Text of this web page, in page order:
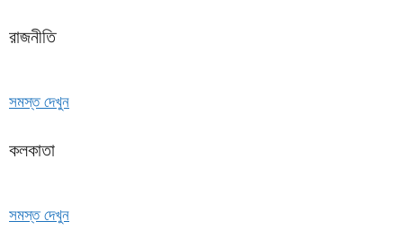
রাজনীতি
সমস্ত দেখুন
কলকাতা
সমস্ত দেখুন